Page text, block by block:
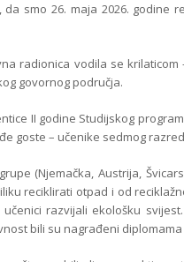
da smo 26. maja 2026.
radionica vodila se krilaticom
govornog područja.
II godine Studijskog
goste – učenike sedmog
(Njemačka, Austrija,
reciklirati otpad i od
razvijali ekološku
bili su nagrađeni